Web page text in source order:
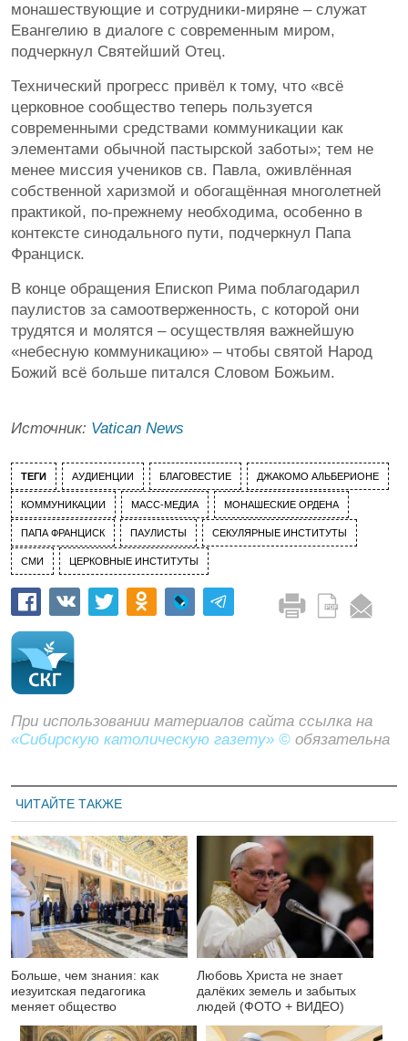
монашествующие и сотрудники-миряне – служат
Евангелию в диалоге с современным миром,
подчеркнул Святейший Отец.
Технический прогресс привёл к тому, что «всё
церковное сообщество теперь пользуется
современными средствами коммуникации как
элементами обычной пастырской заботы»; тем не
менее миссия учеников св. Павла, оживлённая
собственной харизмой и обогащённая многолетней
практикой, по-прежнему необходима, особенно в
контексте синодального пути, подчеркнул Папа
Франциск.
В конце обращения Епископ Рима поблагодарил
паулистов за самоотверженность, с которой они
трудятся и молятся – осуществляя важнейшую
«небесную коммуникацию» – чтобы святой Народ
Божий всё больше питался Словом Божьим.
Источник: Vatican News
ТЕГИ АУДИЕНЦИИ БЛАГОВЕСТИЕ ДЖАКОМО АЛЬБЕРИОНЕ
КОММУНИКАЦИИ МАСС-МЕДИА МОНАШЕСКИЕ ОРДЕНА
ПАПА ФРАНЦИСК ПАУЛИСТЫ СЕКУЛЯРНЫЕ ИНСТИТУТЫ
СМИ ЦЕРКОВНЫЕ ИНСТИТУТЫ
При использовании материалов сайта ссылка на
«Сибирскую католическую газету» © обязательна
ЧИТАЙТЕ ТАКЖЕ
Больше, чем знания: как
иезуитская педагогика
меняет общество
Любовь Христа не знает
далёких земель и забытых
людей (ФОТО + ВИДЕО)